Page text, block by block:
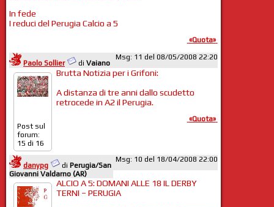
In fede
I reduci del Perugia Calcio a 5
«Quota»
Paolo Sollier di Vaiano
Msg: 11 del 08/05/2008 22:20
Post sul
forum:
15 di 16
Brutta Notizia per i Grifoni:
A distanza di tre anni dallo scudetto
retrocede in A2 il Perugia.
«Quota»
danypg di Perugia/San
Giovanni Valdarno (AR)
Msg: 10 del 18/04/2008 22:00
ALCIO A 5: DOMANI ALLE 18 IL DERBY
TERNI – PERUGIA